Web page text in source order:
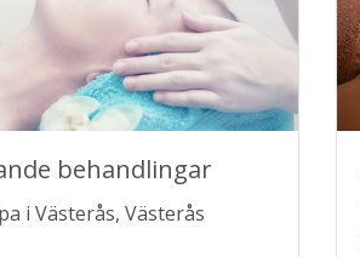
behandlingar
i Västerås, Västerås